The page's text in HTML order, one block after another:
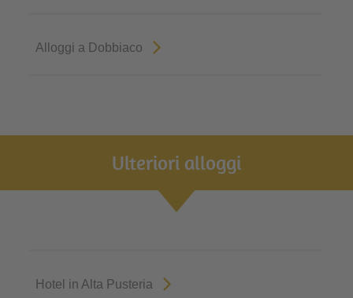
Alloggi a Dobbiaco
Ulteriori alloggi
Hotel in Alta Pusteria